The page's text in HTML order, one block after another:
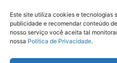
Este site utiliza cookies e tecnologias
publicidade e recomendar conteúdo
nosso serviço você aceita tal
nossa Política de Privacidade.
SigaOeste